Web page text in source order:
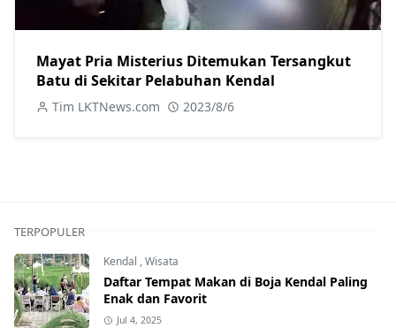
Mayat Pria Misterius Ditemukan Tersangkut
Batu di Sekitar Pelabuhan Kendal
Tim LKTNews.com 2023/8/6
TERPOPULER
Kendal ,Wisata
Daftar Tempat Makan di Boja Kendal Paling
Enak dan Favorit
Jul 4, 2025